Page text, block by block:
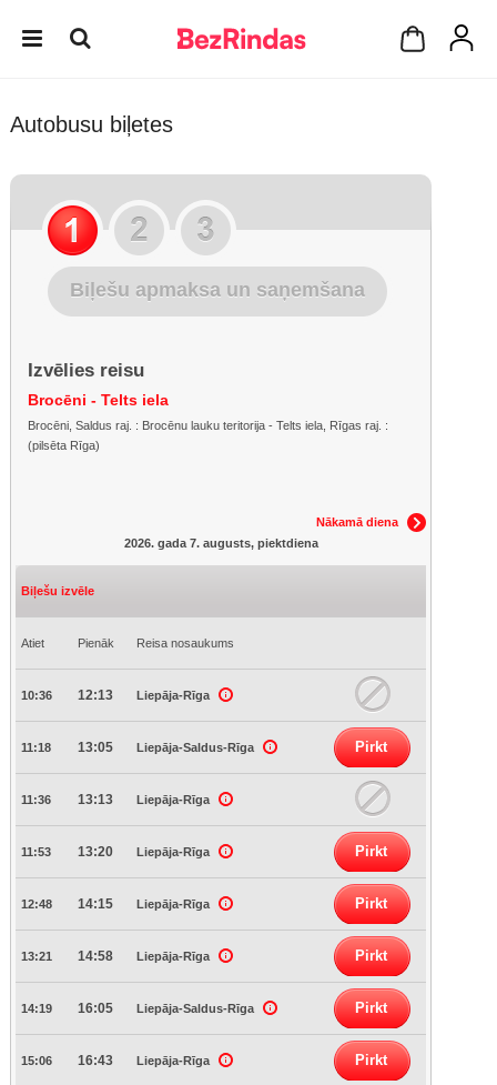
Autobusu biļetes
Biļešu apmaksa un saņemšana
Izvēlies reisu
Brocēni - Telts iela
Brocēni, Saldus raj. : Brocēnu lauku teritorija - Telts iela, Rīgas raj. :
(pilsēta Rīga)
Nākamā diena
2026. gada 7. augusts, piektdiena
Biļešu izvēle
Atiet Pienāk Reisa nosaukums
10:36 12:13 Liepāja-Rīga
11:18 13:05 Liepāja-Saldus-Rīga Pirkt
11:36 13:13 Liepāja-Rīga
11:53 13:20 Liepāja-Rīga Pirkt
12:48 14:15 Liepāja-Rīga Pirkt
13:21 14:58 Liepāja-Rīga Pirkt
14:19 16:05 Liepāja-Saldus-Rīga Pirkt
15:06 16:43 Liepāja-Rīga Pirkt